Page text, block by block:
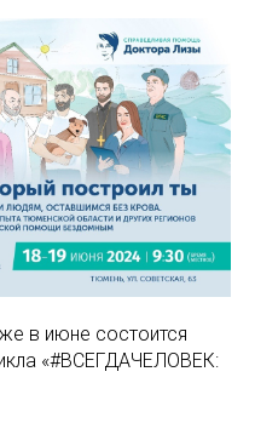
в июне состоится
«#ВСЕГДАЧЕЛОВЕК: